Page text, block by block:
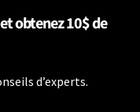
obtenez 10$ de
d’experts.